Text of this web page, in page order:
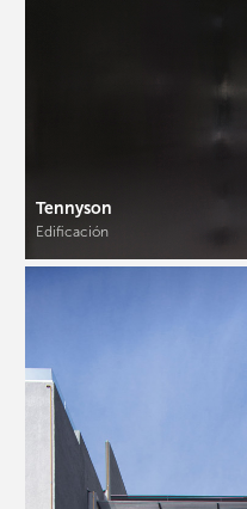
Tennyson
Edificación